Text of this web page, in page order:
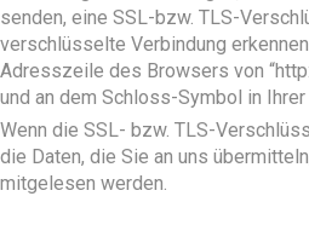
senden, eine SSL-bzw. TLS-
verschlüsselte Verbindung
Adresszeile des Browsers von
und an dem Schloss-Symbol in
Wenn die SSL- bzw. TLS-
die Daten, die Sie an uns
mitgelesen werden.